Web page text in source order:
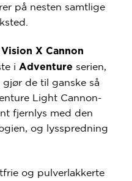
på nesten samtlige
Vision X Cannon
i Adventure serien,
gjør de til ganske så
Light Cannon-
fjernlys med den
og lysspredning
og pulverlakkerte